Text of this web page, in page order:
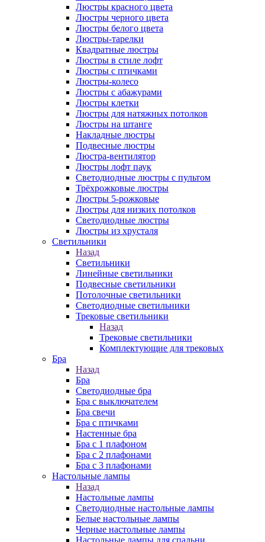
Люстры красного цвета
Люстры черного цвета
Люстры белого цвета
Люстры-тарелки
Квадратные люстры
Люстры в стиле лофт
Люстры с птичками
Люстры-колесо
Люстры с абажурами
Люстры клетки
Люстры для натяжных потолков
Люстры на штанге
Накладные люстры
Подвесные люстры
Люстра-вентилятор
Люстры лофт паук
Светодиодные люстры с пультом
Трёхрожковые люстры
Люстры 5-рожковые
Люстры для низких потолков
Cветодиодные люстры
Люстры из хрусталя
Светильники
Назад
Светильники
Линейные светильники
Подвесные светильники
Потолочные светильники
Светодиодные светильники
Трековые светильники
Назад
Трековые светильники
Комплектующие для трековых
Бра
Назад
Бра
Светодиодные бра
Бра с выключателем
Бра свечи
Бра с птичками
Настенные бра
Бра с 1 плафоном
Бра с 2 плафонами
Бра с 3 плафонами
Настольные лампы
Назад
Настольные лампы
Светодиодные настольные лампы
Белые настольные лампы
Черные настольные лампы
Настольные лампы для спальни